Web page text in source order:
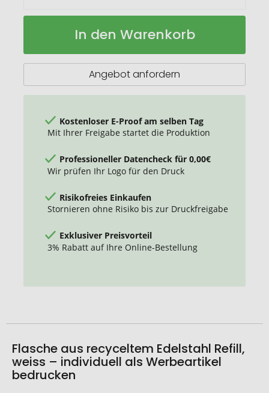
Flasche
Edelstahl
Auf
In den Warenkorb
Angebot anfordern
Kostenloser E-Proof am selben Tag
Mit Ihrer Freigabe startet die Produktion
Professioneller Datencheck für 0,00€
Wir prüfen Ihr Logo für den Druck
Risikofreies Einkaufen
Stornieren ohne Risiko bis zur Druckfreigabe
Exklusiver Preisvorteil
3% Rabatt auf Ihre Online-Bestellung
Flasche aus recyceltem Edelstahl Refill,
weiss – individuell als Werbeartikel
bedrucken